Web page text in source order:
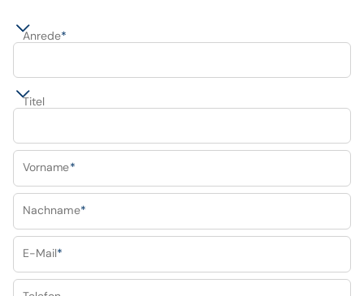
Anrede*
Titel
Vorname*
Nachname*
E-Mail*